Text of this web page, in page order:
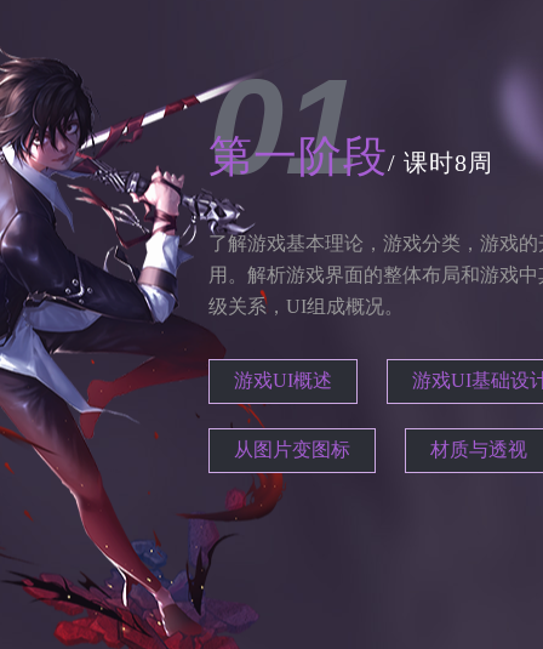
01
第一阶段/ 课时8周
了解游戏基本理论，游戏分类，游戏
用。解析游戏界面的整体布局和游戏
级关系，UI组成概况。
游戏UI概述 游戏UI基础设
从图片变图标 材质与透视